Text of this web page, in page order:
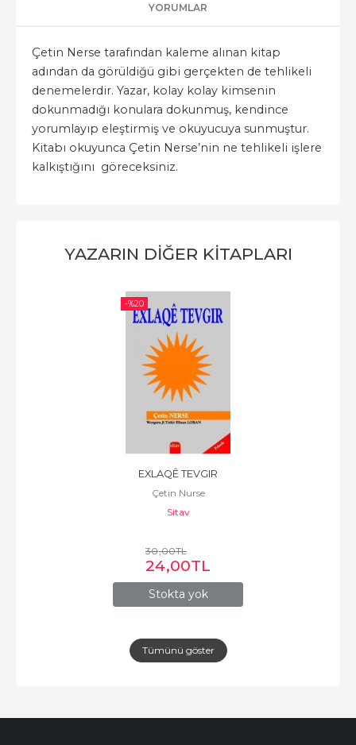
YORUMLAR
Çetin Nerse tarafından kaleme alınan kitap
adından da görüldiğü gibi gerçekten de tehlikeli
denemelerdir. Yazar, kolay kolay kimsenin
dokunmadığı konulara dokunmuş, kendince
yorumlayıp eleştirmiş ve okuyucuya sunmuştur.
Kitabı okuyunca Çetin Nerse’nin ne tehlikeli işlere
kalkıştığını göreceksiniz.
YAZARIN DIĞER KITAPLARI
-%20
Stokta yok
EXLAQÊ TEVGIR
Çetin Nurse
Sitav
30,00TL
24,00TL
Tümünü göster